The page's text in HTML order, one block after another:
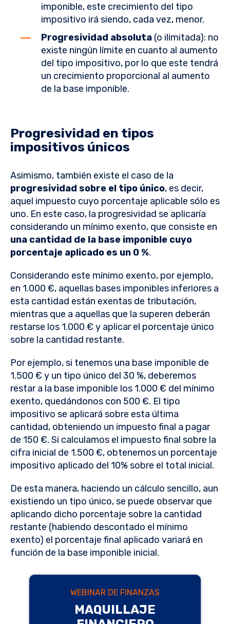
imponible, este crecimiento del tipo
impositivo irá siendo, cada vez, menor.
Progresividad absoluta (o ilimitada): no
existe ningún límite en cuanto al aumento
del tipo impositivo, por lo que este tendrá
un crecimiento proporcional al aumento
de la base imponible.
Progresividad en tipos
impositivos únicos
Asimismo, también existe el caso de la
progresividad sobre el tipo único, es decir,
aquel impuesto cuyo porcentaje aplicable sólo es
uno. En este caso, la progresividad se aplicaría
considerando un mínimo exento, que consiste en
una cantidad de la base imponible cuyo
porcentaje aplicado es un 0 %.
Considerando este mínimo exento, por ejemplo,
en 1.000 €, aquellas bases imponibles inferiores a
esta cantidad están exentas de tributación,
mientras que a aquellas que la superen deberán
restarse los 1.000 € y aplicar el porcentaje único
sobre la cantidad restante.
Por ejemplo, si tenemos una base imponible de
1.500 € y un tipo único del 30 %, deberemos
restar a la base imponible los 1.000 € del mínimo
exento, quedándonos con 500 €. El tipo
impositivo se aplicará sobre esta última
cantidad, obteniendo un impuesto final a pagar
de 150 €. Si calculamos el impuesto final sobre la
cifra inicial de 1.500 €, obtenemos un porcentaje
impositivo aplicado del 10% sobre el total inicial.
De esta manera, haciendo un cálculo sencillo, aun
existiendo un tipo único, se puede observar que
aplicando dicho porcentaje sobre la cantidad
restante (habiendo descontado el mínimo
exento) el porcentaje final aplicado variará en
función de la base imponible inicial.
MAQUILLAJE
WEBINAR DE FINANZAS